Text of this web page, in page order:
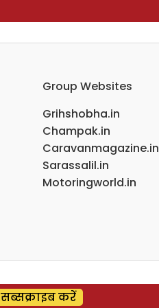
Group Websites
Grihshobha.in
Champak.in
Caravanmagazine.in
Sarassalil.in
Motoringworld.in
सब्सक्राइब करें